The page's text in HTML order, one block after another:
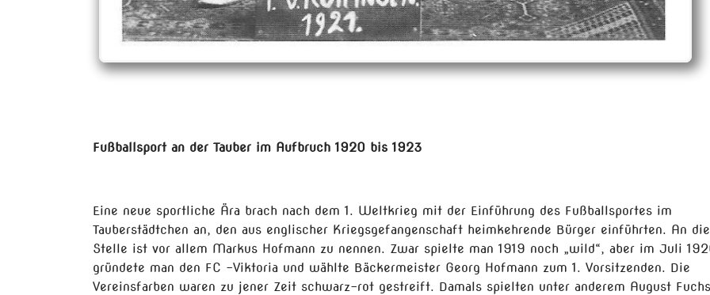
Fußballsport an der Tauber im Aufbruch 1920 bis 1923
Eine neue sportliche Ära brach nach dem 1. Weltkrieg mit der Einführung des Fußballsportes im
Tauberstädtchen an, den aus englischer Kriegsgefangenschaft heimkehrende Bürger einführten. An
Stelle ist vor allem Markus Hofmann zu nennen. Zwar spielte man 1919 noch „wild“, aber im Juli
gründete man den FC –Viktoria und wählte Bäckermeister Georg Hofmann zum 1. Vorsitzenden. Die
Vereinsfarben waren zu jener Zeit schwarz-rot gestreift. Damals spielten unter anderem August